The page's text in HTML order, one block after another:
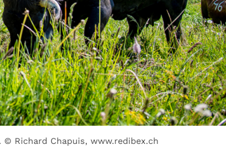
© Richard Chapuis, www.redibex.ch